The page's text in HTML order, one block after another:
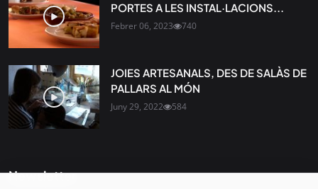
PORTES A LES INSTAL·LACIONS...
Febrer 06, 2023 740
JOIES ARTESANALS, DES DE SALÀS DE
PALLARS AL MÓN
Juny 29, 2022 584
Newsletter